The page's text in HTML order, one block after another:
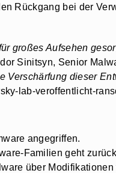
Rückgang bei der
großes Aufsehen
Sinitsyn, Senior
Verschärfung dieser
lab-veroffentlicht-
angegriffen.
Familien geht
über